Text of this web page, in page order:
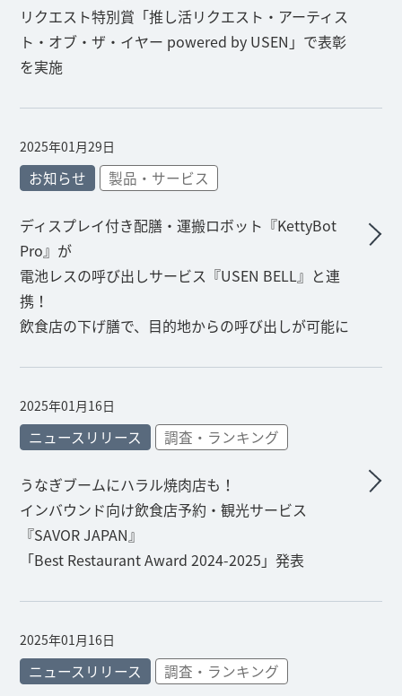
リクエスト特別賞「推し活リクエスト・アーティス
ト・オブ・ザ・イヤー powered by USEN」で表彰
を実施
2025年01月29日
お知らせ 製品・サービス
ディスプレイ付き配膳・運搬ロボット『KettyBot
Pro』が
電池レスの呼び出しサービス『USEN BELL』と連
携！
飲食店の下げ膳で、目的地からの呼び出しが可能に
2025年01月16日
ニュースリリース 調査・ランキング
うなぎブームにハラル焼肉店も！
インバウンド向け飲食店予約・観光サービス
『SAVOR JAPAN』
「Best Restaurant Award 2024-2025」発表
2025年01月16日
ニュースリリース 調査・ランキング